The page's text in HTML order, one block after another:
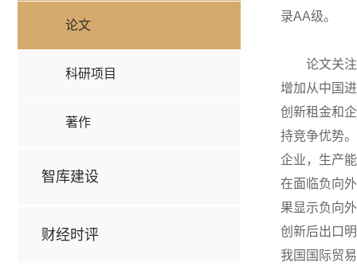
论文
科研项目
著作
智库建设
财经时评
录AA级。
论文关
增加从中国
创新租金和
持竞争优势
企业，生产
在面临负向
果显示负向
创新后出口
我国国际贸